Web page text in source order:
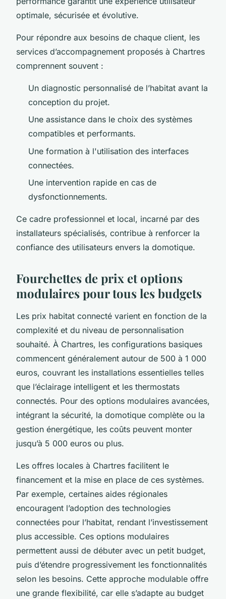
optimale, sécurisée et évolutive.
Pour répondre aux besoins de chaque client, les
services d’accompagnement proposés à Chartres
comprennent souvent :
Un diagnostic personnalisé de l’habitat avant la
conception du projet.
Une assistance dans le choix des systèmes
compatibles et performants.
Une formation à l'utilisation des interfaces
connectées.
Une intervention rapide en cas de
dysfonctionnements.
Ce cadre professionnel et local, incarné par des
installateurs spécialisés, contribue à renforcer la
confiance des utilisateurs envers la domotique.
Fourchettes de prix et options
modulaires pour tous les budgets
Les prix habitat connecté varient en fonction de la
complexité et du niveau de personnalisation
souhaité. À Chartres, les configurations basiques
commencent généralement autour de 500 à 1 000
euros, couvrant les installations essentielles telles
que l’éclairage intelligent et les thermostats
connectés. Pour des options modulaires avancées,
intégrant la sécurité, la domotique complète ou la
gestion énergétique, les coûts peuvent monter
jusqu’à 5 000 euros ou plus.
Les offres locales à Chartres facilitent le
financement et la mise en place de ces systèmes.
Par exemple, certaines aides régionales
encouragent l’adoption des technologies
connectées pour l’habitat, rendant l’investissement
plus accessible. Ces options modulaires
permettent aussi de débuter avec un petit budget,
puis d’étendre progressivement les fonctionnalités
selon les besoins. Cette approche modulable offre
une grande flexibilité, car elle s’adapte au budget